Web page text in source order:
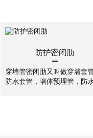
防护密闭肋
穿墙管密闭肋又叫做穿墙套
防水套管，墙体预埋管，防